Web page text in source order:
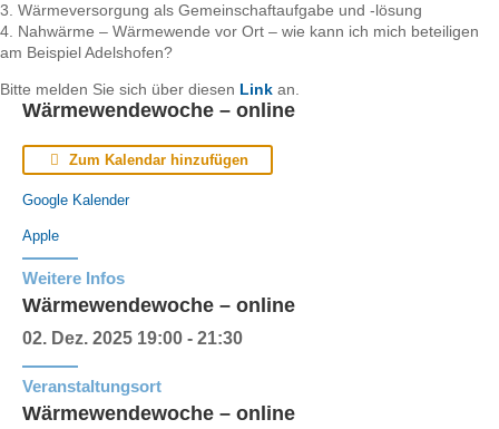
3. Wärmeversorgung als Gemeinschaftaufgabe und -lösung
4. Nahwärme – Wärmewende vor Ort – wie kann ich mich beteiligen
am Beispiel Adelshofen?
Bitte melden Sie sich über diesen Link an.
Wärmewendewoche – online
Zum Kalendar hinzufügen
Google Kalender
Apple
Weitere Infos
Wärmewendewoche – online
02. Dez. 2025 19:00 - 21:30
Veranstaltungsort
Wärmewendewoche – online